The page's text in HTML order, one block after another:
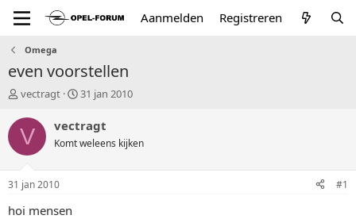
Aanmelden Registreren
Omega
even voorstellen
T
p
i
t
a
r
vectragt
S
a
t
31 jan 2010
V vectragt
Komt weleens kijken
31 jan 2010 #1
hoi mensen